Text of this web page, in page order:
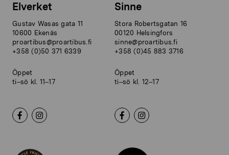
Elverket
Gustav Wasas gata 11
10600 Ekenäs
proartibus@proartibus.fi
+358 (0)50 371 6339
Öppet
ti–sö kl. 11–17
Sinne
Stora Robertsgatan 16
00120 Helsingfors
sinne@proartibus.fi
+358 (0)45 883 3716
Öppet
ti–sö kl. 12–17